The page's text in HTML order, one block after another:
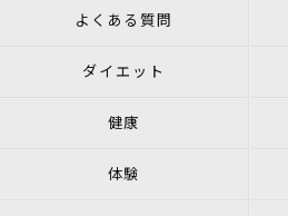
よくある質問
ダイエット
健康
体験